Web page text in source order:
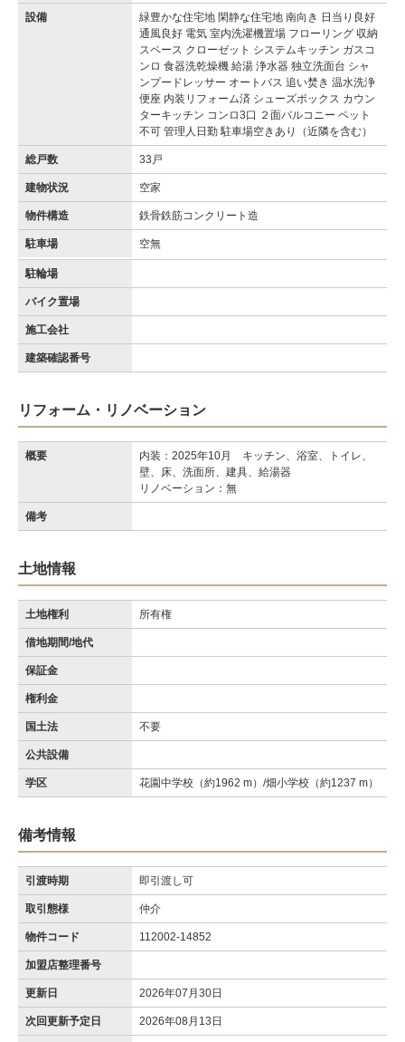
設備
緑豊かな住宅地 閑静な住宅地 南向き 日当り良好
通風良好 電気 室内洗濯機置場 フローリング 収納
スペース クローゼット システムキッチン ガスコ
ンロ 食器洗乾燥機 給湯 浄水器 独立洗面台 シャ
ンプードレッサー オートバス 追い焚き 温水洗浄
便座 内装リフォーム済 シューズボックス カウン
ターキッチン コンロ3口 ２面バルコニー ペット
不可 管理人日勤 駐車場空きあり（近隣を含む）
総戸数 33戸
建物状況 空家
物件構造 鉄骨鉄筋コンクリート造
駐車場 空無
駐輪場
バイク置場
施工会社
建築確認番号
リフォーム・リノベーション
概要
内装：2025年10月 キッチン、浴室、トイレ、
壁、床、洗面所、建具、給湯器
リノベーション：無
備考
土地情報
土地権利 所有権
借地期間/地代
保証金
権利金
国土法 不要
公共設備
学区 花園中学校（約1962 m）/畑小学校（約1237 m）
備考情報
引渡時期 即引渡し可
取引態様 仲介
物件コード 112002-14852
加盟店整理番号
更新日 2026年07月30日
次回更新予定日 2026年08月13日